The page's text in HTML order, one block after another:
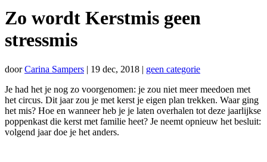
Zo wordt Kerstmis geen
stressmis
doorCarina Sampers | 19 dec, 2018 | geen categorie
Je had het je nog zo voorgenomen: je zou niet meer meedoen met
het circus. Dit jaar zou je met kerst je eigen plan trekken. Waar ging
het mis? Hoe en wanneer heb je je laten overhalen tot deze jaarlijkse
poppenkast die kerst met familie heet? Je neemt opnieuw het besluit:
volgend jaar doe je het anders.